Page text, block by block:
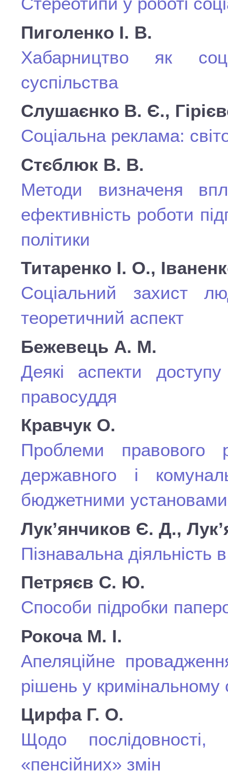
Пиголенко І. В.
Хабарництво як
суспільства
Слушаєнко В. Є.,
Соціальна реклама:
Стєблюк В. В.
Методи визначеня
ефективність роботи
політики
Титаренко І. О.,
Соціальний захист
теоретичний аспект
Бежевець А. М.
Деякі аспекти
правосуддя
Кравчук О.
Проблеми правового
державного і
бюджетними установами
Лук’янчиков Є. Д.,
Пізнавальна діяльність
Петряєв С. Ю.
Способи підробки
Рокоча М. І.
Апеляційне
рішень у кримінальному
Цирфа Г. О.
Щодо послідовності,
«пенсійних» змін